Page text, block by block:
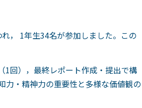
， 1年生34名が参加しました。この
1回），最終レポート作成・提出で構
力・精神力の重要性と多様な価値観の